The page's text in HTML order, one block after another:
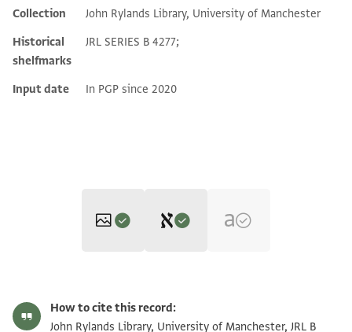
Additional metadata
Collection
John Rylands Library, University of Manchester
Historical
shelfmarks
JRL SERIES B 4277;
Input date In PGP since 2020
Alan Elbaum's digital edition (2025).
ריסיוי רימונים פאר 1 פונטירו 1 נארגילי 1 קוג̇יאו 1
JRL B 4277 1 / 1 leaf, verso Zoom and Rotate
How to cite this record:
John Rylands Library, University of Manchester, JRL B